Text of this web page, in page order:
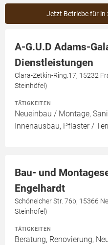
Jetzt Betriebe für in
A-G.U.D Adams-
Dienstleistungen
Clara-Zetkin-Ring.17, 15232
Steinhöfel)
TÄTIGKEITEN
Neueinbau / Montage,
Innenausbau, Pflaster /
Bau- und
Engelhardt
Schöneicher Str. 76b, 15366
Steinhöfel)
TÄTIGKEITEN
Beratung, Renovierung,